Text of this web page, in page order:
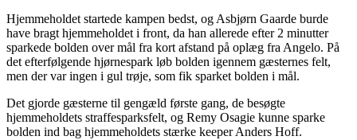
Hjemmeholdet startede kampen bedst, og Asbjørn Gaarde burde
have bragt hjemmeholdet i front, da han allerede efter 2 minutter
sparkede bolden over mål fra kort afstand på oplæg fra Angelo. På
det efterfølgende hjørnespark løb bolden igennem gæsternes felt,
men der var ingen i gul trøje, som fik sparket bolden i mål.
Det gjorde gæsterne til gengæld første gang, de besøgte
hjemmeholdets straffesparksfelt, og Remy Osagie kunne sparke
bolden ind bag hjemmeholdets stærke keeper Anders Hoff.